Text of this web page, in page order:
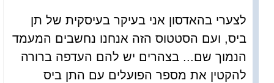
לצערי בהאדסון אני בעיקר בעיסקית של תן
ביס, ועם הסטטוס הזה אנחנו נחשבים המעמד
הנמוך שם... בצהרים יש להם העדפה ברורה
להקטין את מספר הפועלים עם התן ביס